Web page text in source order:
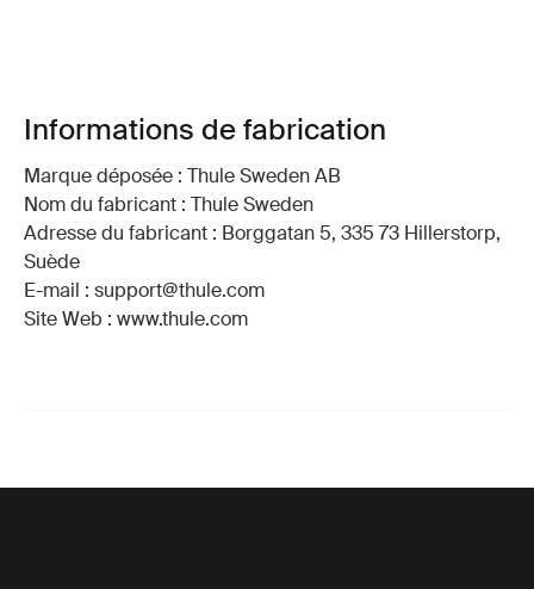
Informations de fabrication
Marque déposée : Thule Sweden AB
Nom du fabricant : Thule Sweden
Adresse du fabricant : Borggatan 5, 335 73 Hillerstorp,
Suède
E-mail : support@thule.com
Site Web : www.thule.com